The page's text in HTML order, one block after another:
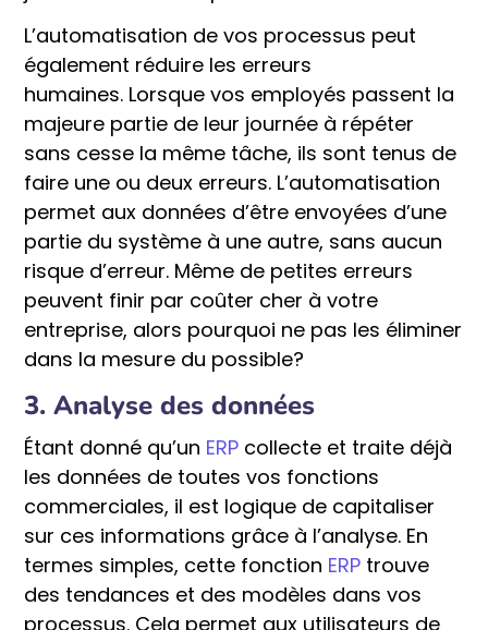
L’automatisation de vos processus peut
également réduire les erreurs
humaines. Lorsque vos employés passent la
majeure partie de leur journée à répéter
sans cesse la même tâche, ils sont tenus de
faire une ou deux erreurs. L’automatisation
permet aux données d’être envoyées d’une
partie du système à une autre, sans aucun
risque d’erreur. Même de petites erreurs
peuvent finir par coûter cher à votre
entreprise, alors pourquoi ne pas les éliminer
dans la mesure du possible?
3. Analyse des données
Étant donné qu’un ERP collecte et traite déjà
les données de toutes vos fonctions
commerciales, il est logique de capitaliser
sur ces informations grâce à l’analyse. En
termes simples, cette fonction ERP trouve
des tendances et des modèles dans vos
processus. Cela permet aux utilisateurs de